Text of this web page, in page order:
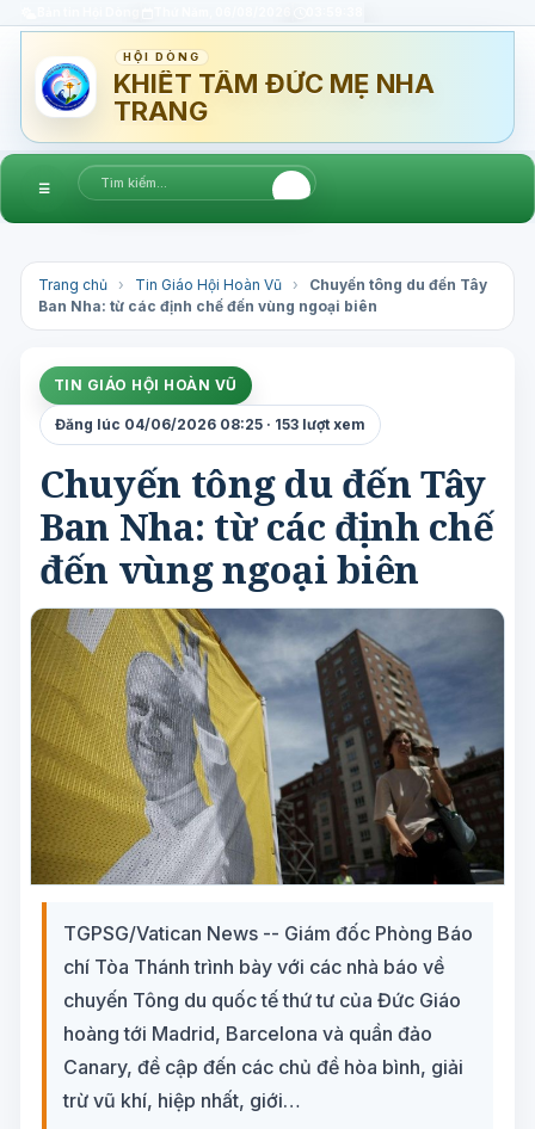
HỘI DÒNG
KHIẾT TÂM ĐỨC MẸ NHA
TRANG
☰
Trang chủ › Tin Giáo Hội Hoàn Vũ ›
Chuyến tông du đến Tây
Ban Nha: từ các định chế đến vùng ngoại biên
TIN GIÁO HỘI HOÀN VŨ
Đăng lúc 04/06/2026 08:25 · 153 lượt xem
Chuyến tông du đến Tây
Ban Nha: từ các định chế
đến vùng ngoại biên
TGPSG/Vatican News -- Giám đốc Phòng Báo
chí Tòa Thánh trình bày với các nhà báo về
chuyến Tông du quốc tế thứ tư của Đức Giáo
hoàng tới Madrid, Barcelona và quần đảo
Canary, đề cập đến các chủ đề hòa bình, giải
trừ vũ khí, hiệp nhất, giới…